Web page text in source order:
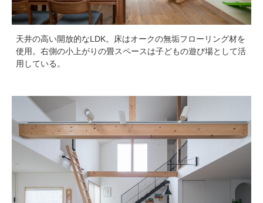
天井の高い開放的なLDK。床はオークの無垢フローリング材を
使用。右側の小上がりの畳スペースは子どもの遊び場として活
用している。